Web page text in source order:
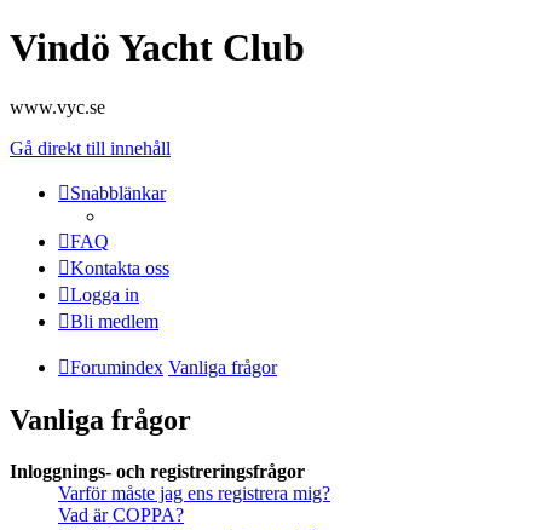
Vindö Yacht Club
www.vyc.se
Gå direkt till innehåll
Snabblänkar
FAQ
Kontakta oss
Logga in
Bli medlem
Forumindex Vanliga frågor
Vanliga frågor
Inloggnings- och registreringsfrågor
Varför måste jag ens registrera mig?
Vad är COPPA?